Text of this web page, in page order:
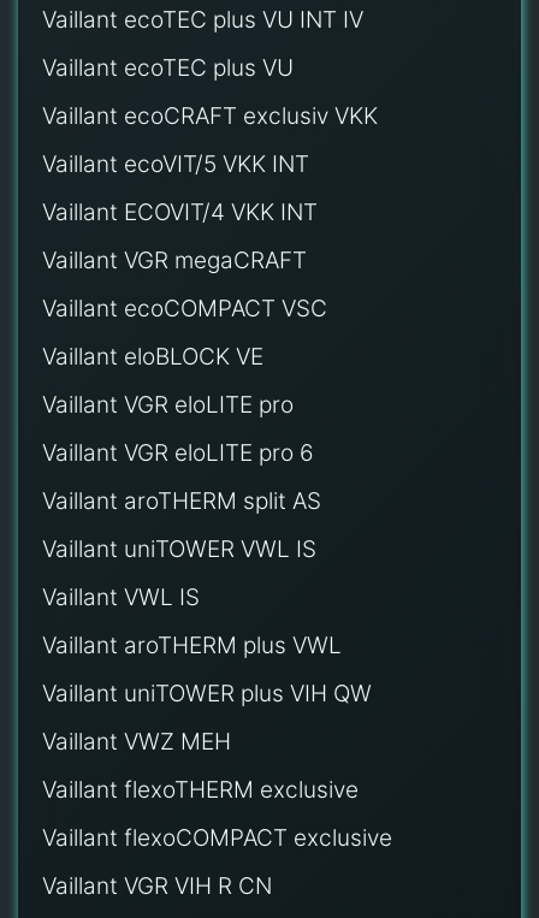
Vaillant ecoTEC plus VU INT IV
Vaillant ecoTEC plus VU
Vaillant ecoCRAFT exclusiv VKK
Vaillant ecoVIT/5 VKK INT
Vaillant ECOVIT/4 VKK INT
Vaillant VGR megaCRAFT
Vaillant ecoCOMPACT VSC
Vaillant eloBLOCK VE
Vaillant VGR eloLITE pro
Vaillant VGR eloLITE pro 6
Vaillant aroTHERM split AS
Vaillant uniTOWER VWL IS
Vaillant VWL IS
Vaillant aroTHERM plus VWL
Vaillant uniTOWER plus VIH QW
Vaillant VWZ MEH
Vaillant flexoTHERM exclusive
Vaillant flexoCOMPACT exclusive
Vaillant VGR VIH R CN